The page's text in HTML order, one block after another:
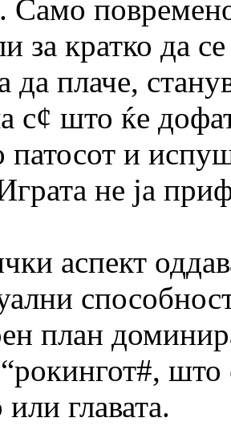
Само
за кратко да
да плаче,
с¢ што ќе
патосот и
не ја
аспект
план
главата.